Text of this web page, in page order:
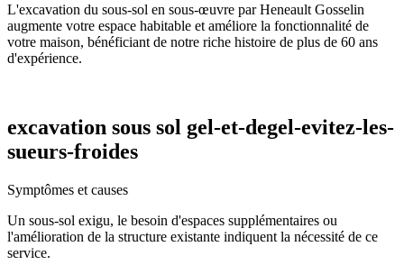
L'excavation du sous-sol en sous-œuvre par Heneault Gosselin
augmente votre espace habitable et améliore la fonctionnalité de
votre maison, bénéficiant de notre riche histoire de plus de 60 ans
d'expérience.
excavation sous sol gel-et-degel-evitez-les-
sueurs-froides
Symptômes et causes
Un sous-sol exigu, le besoin d'espaces supplémentaires ou
l'amélioration de la structure existante indiquent la nécessité de ce
service.